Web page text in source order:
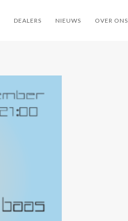
DEALERS NIEUWS OVER ONS